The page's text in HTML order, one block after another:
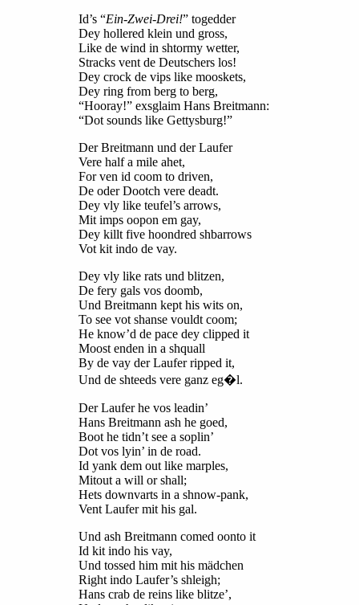
Id’s “Ein-Zwei-Drei!” togedder
Dey hollered klein und gross,
Like de wind in shtormy wetter,
Stracks vent de Deutschers los!
Dey crock de vips like mooskets,
Dey ring from berg to berg,
“Hooray!” exsglaim Hans Breitmann:
“Dot sounds like Gettysburg!”
Der Breitmann und der Laufer
Vere half a mile ahet,
For ven id coom to driven,
De oder Dootch vere deadt.
Dey vly like teufel’s arrows,
Mit imps oopon em gay,
Dey killt five hoondred shbarrows
Vot kit indo de vay.
Dey vly like rats und blitzen,
De fery gals vos doomb,
Und Breitmann kept his wits on,
To see vot shanse vouldt coom;
He know’d de pace dey clipped it
Moost enden in a shquall
By de vay der Laufer ripped it,
Und de shteeds vere ganz eg�l.
Der Laufer he vos leadin’
Hans Breitmann ash he goed,
Boot he tidn’t see a soplin’
Dot vos lyin’ in de road.
Id yank dem out like marples,
Mitout a will or shall;
Hets downvarts in a shnow-pank,
Vent Laufer mit his gal.
Und ash Breitmann comed oonto it
Id kit indo his vay,
Und tossed him mit his mädchen
Right indo Laufer’s shleigh;
Hans crab de reins like blitze’,